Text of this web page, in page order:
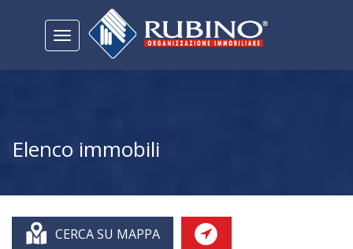
Toggle
navigation
Elenco immobili
CERCA SU MAPPA